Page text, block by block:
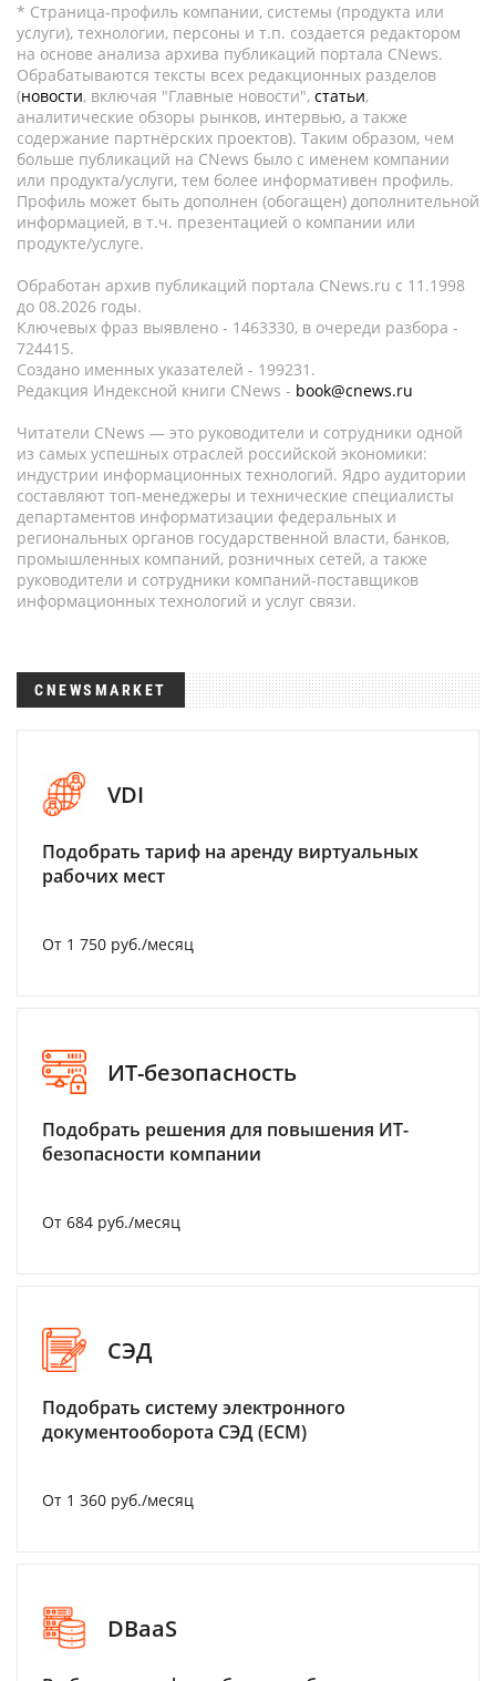
* Страница-профиль компании, системы (продукта или
услуги), технологии, персоны и т.п. создается редактором
на основе анализа архива публикаций портала CNews.
Обрабатываются тексты всех редакционных разделов
(новости, включая "Главные новости", статьи,
аналитические обзоры рынков, интервью, а также
содержание партнёрских проектов). Таким образом, чем
больше публикаций на CNews было с именем компании
или продукта/услуги, тем более информативен профиль.
Профиль может быть дополнен (обогащен) дополнительной
информацией, в т.ч. презентацией о компании или
продукте/услуге.
Обработан архив публикаций портала CNews.ru c 11.1998
до 08.2026 годы.
Ключевых фраз выявлено - 1463330, в очереди разбора -
724415.
Создано именных указателей - 199231.
Редакция Индексной книги CNews - book@cnews.ru
Читатели CNews — это руководители и сотрудники одной
из самых успешных отраслей российской экономики:
индустрии информационных технологий. Ядро аудитории
составляют топ-менеджеры и технические специалисты
департаментов информатизации федеральных и
региональных органов государственной власти, банков,
промышленных компаний, розничных сетей, а также
руководители и сотрудники компаний-поставщиков
информационных технологий и услуг связи.
CNEWSMARKET
VDI
Подобрать тариф на аренду виртуальных
рабочих мест
От 1 750 руб./месяц
ИТ-безопасность
Подобрать решения для повышения ИТ-
безопасности компании
От 684 руб./месяц
СЭД
Подобрать систему электронного
документооборота СЭД (ECM)
От 1 360 руб./месяц
DBaaS